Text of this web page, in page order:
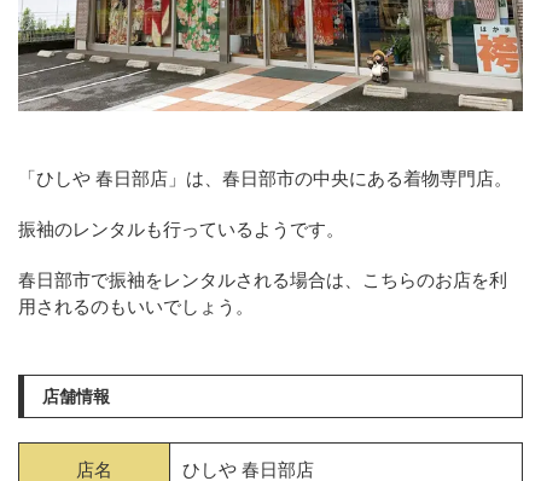
「ひしや 春日部店」は、春日部市の中央にある着物専門店。
振袖のレンタルも行っているようです。
春日部市で振袖をレンタルされる場合は、こちらのお店を利
用されるのもいいでしょう。
店舗情報
店名 ひしや 春日部店